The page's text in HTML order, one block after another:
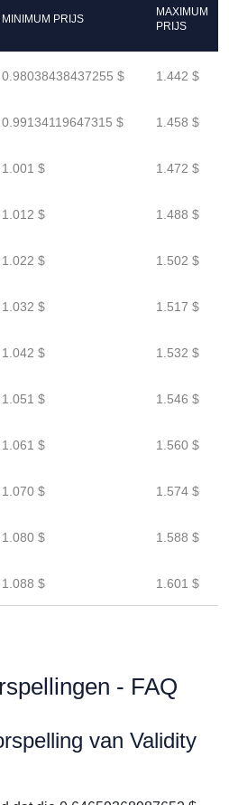
MINIMUM PRIJS
MAXIMUM
PRIJS
0.98038438437255 $ 1.442 $
0.99134119647315 $ 1.458 $
1.001 $ 1.472 $
1.012 $ 1.488 $
1.022 $ 1.502 $
1.032 $ 1.517 $
1.042 $ 1.532 $
1.051 $ 1.546 $
1.061 $ 1.560 $
1.070 $ 1.574 $
1.080 $ 1.588 $
1.088 $ 1.601 $
- FAQ
van Validity